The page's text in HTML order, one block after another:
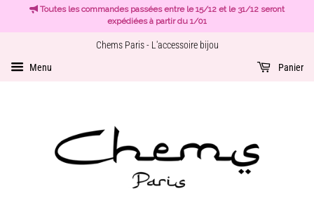
Toutes les commandes passées entre le 15/12 et le 31/12 seront
expédiées à partir du 1/01
Chems Paris - L'accessoire bijou
Menu Panier